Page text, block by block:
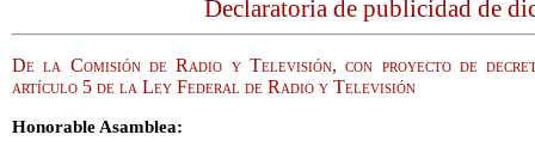
Declaratoria de publicidad de
De la Comisión de Radio y Televisión, con proyecto de
artículo 5 de la Ley Federal de Radio y Televisión
Honorable Asamblea: